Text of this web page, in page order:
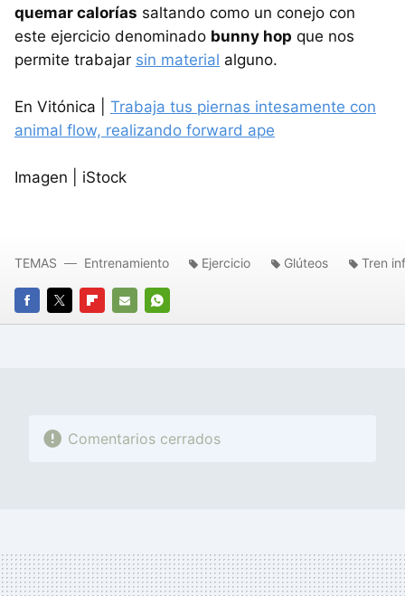
quemar calorías saltando como un conejo con
este ejercicio denominado bunny hop que nos
permite trabajar sin material alguno.
En Vitónica | Trabaja tus piernas intesamente con
animal flow, realizando forward ape
Imagen | iStock
FACEBOOK
TWITTERFLIPBOARD
E-
WHATSAPP
TEMAS Entrenamiento Ejercicio Glúteos Tren
Comentarios cerrados